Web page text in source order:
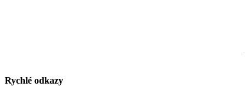
Rychlé odkazy